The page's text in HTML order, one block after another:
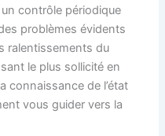
contrôle périodique
problèmes évidents
ralentissements du
le plus sollicité en
connaissance de l’état
vous guider vers la